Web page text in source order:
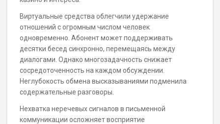
Виртуальные средства облегчили удержание
отношений с огромным числом человек
одновременно. Абонент может поддерживать
десятки бесед синхронно, перемещаясь между
диалогами. Однако многозадачность снижает
сосредоточенность на каждом обсуждении.
Неглубокость обмена высказываниями подменила
содержательные разговоры.
Нехватка неречевых сигналов в письменной
коммуникации осложняет восприятие